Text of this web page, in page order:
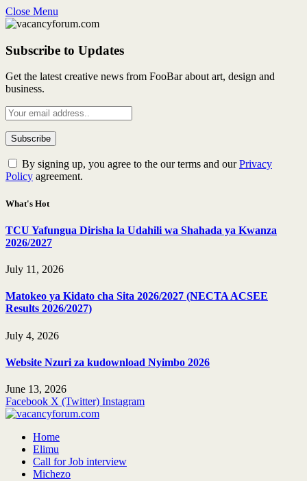
Close Menu
Subscribe to Updates
Get the latest creative news from FooBar about art, design and
business.
By signing up, you agree to the our terms and ourPrivacy
Policy agreement.
What's Hot
TCU Yafungua Dirisha la Udahili wa Shahada ya Kwanza
2026/2027
July 11, 2026
Matokeo ya Kidato cha Sita 2026/2027 (NECTA ACSEE
Results 2026/2027)
July 4, 2026
Website Nzuri za kudownload Nyimbo 2026
June 13, 2026
Facebook X (Twitter) Instagram
Home
Elimu
Call for Job interview
Michezo